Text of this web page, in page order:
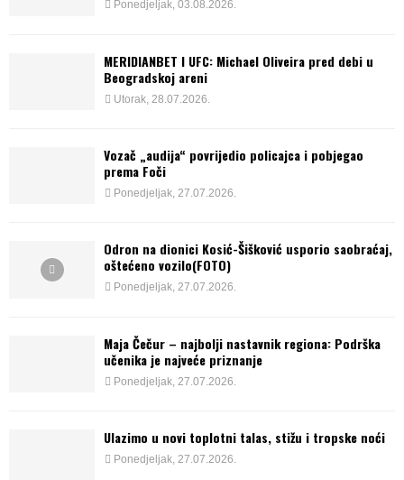
Ponedjeljak, 03.08.2026.
MERIDIANBET I UFC: Michael Oliveira pred debi u
Beogradskoj areni
Utorak, 28.07.2026.
Vozač „audija“ povrijedio policajca i pobjegao
prema Foči
Ponedjeljak, 27.07.2026.
Odron na dionici Kosić-Šišković usporio saobraćaj,
oštećeno vozilo(FOTO)
Ponedjeljak, 27.07.2026.
Maja Čečur – najbolji nastavnik regiona: Podrška
učenika je najveće priznanje
Ponedjeljak, 27.07.2026.
Ulazimo u novi toplotni talas, stižu i tropske noći
Ponedjeljak, 27.07.2026.